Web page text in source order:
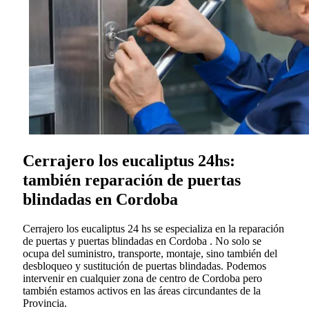
Cerrajero los eucaliptus 24hs:
también reparación de puertas
blindadas en Cordoba
Cerrajero los eucaliptus 24 hs se especializa en la reparación
de puertas y puertas blindadas en Cordoba . No solo se
ocupa del suministro, transporte, montaje, sino también del
desbloqueo y sustitución de puertas blindadas. Podemos
intervenir en cualquier zona de centro de Cordoba pero
también estamos activos en las áreas circundantes de la
Provincia.